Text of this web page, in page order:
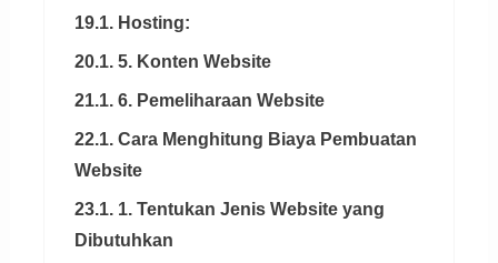
19.1. Hosting:
20.1. 5. Konten Website
21.1. 6. Pemeliharaan Website
22.1. Cara Menghitung Biaya Pembuatan
Website
23.1. 1. Tentukan Jenis Website yang
Dibutuhkan